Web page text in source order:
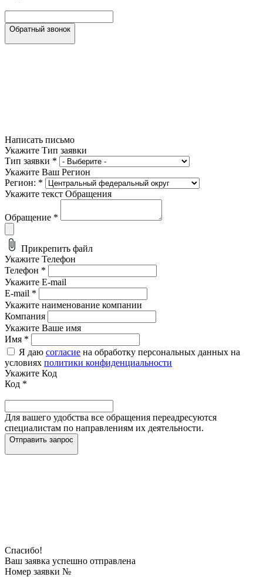
Обратный звонок
Написать письмо
Укажите Тип заявки
Тип заявки *
Укажите Ваш Регион
Регион: *
Укажите текст Обращения
Обращение *
Прикрепить файл
Укажите Телефон
Телефон *
Укажите E-mail
E-mail *
Укажите наименование компании
Компания
Укажите Ваше имя
Имя *
Я даю согласие на обработку персональных данных на
условиях политики конфиденциальности
Укажите Код
Код *
Для вашего удобства все обращения переадресуются
специалистам по направлениям их деятельности.
Отправить запрос
Спасибо!
Ваш заявка успешно отправлена
Номер заявки №